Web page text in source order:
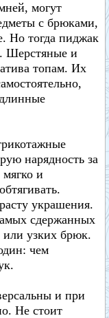
могут
с брюками,
Но тогда пиджак
Шерстяные и
топам. Их
нарядность за
и
украшения.
сдержанных
узких брюк.
чем
и при
Не стоит